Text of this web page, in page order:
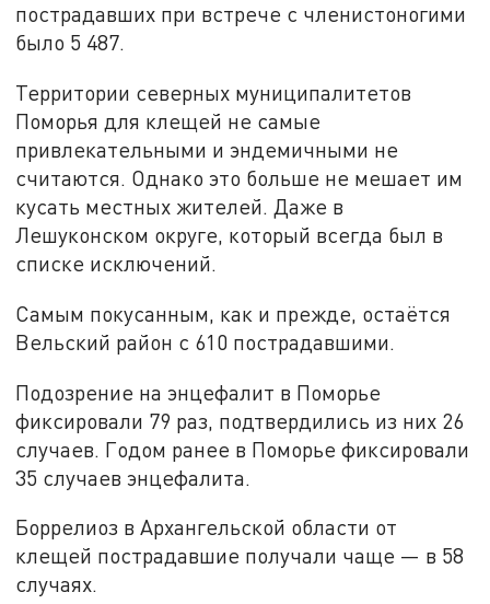
пострадавших при встрече с членистоногими
было 5 487.
Территории северных муниципалитетов
Поморья для клещей не самые
привлекательными и эндемичными не
считаются. Однако это больше не мешает им
кусать местных жителей. Даже в
Лешуконском округе, который всегда был в
списке исключений.
Самым покусанным, как и прежде, остаётся
Вельский район с 610 пострадавшими.
Подозрение на энцефалит в Поморье
фиксировали 79 раз, подтвердились из них 26
случаев. Годом ранее в Поморье фиксировали
35 случаев энцефалита.
Боррелиоз в Архангельской области от
клещей пострадавшие получали чаще — в 58
случаях.